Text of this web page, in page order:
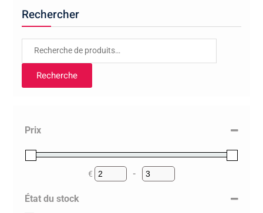
Rechercher
Recherche
Recherche
Prix
€
Minimum Price
-
Maximum Price
État du stock